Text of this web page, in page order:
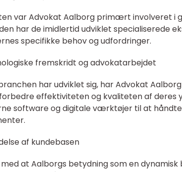
var Advokat Aalborg primært involveret i
har de imidlertid udviklet specialiserede
specifikke behov og udfordringer.
fremskridt og advokatarbejdet
har udviklet sig, har Advokat
effektiviteten og kvaliteten af deres
software og digitale værktøjer til at
af kundebasen
at Aalborgs betydning som en